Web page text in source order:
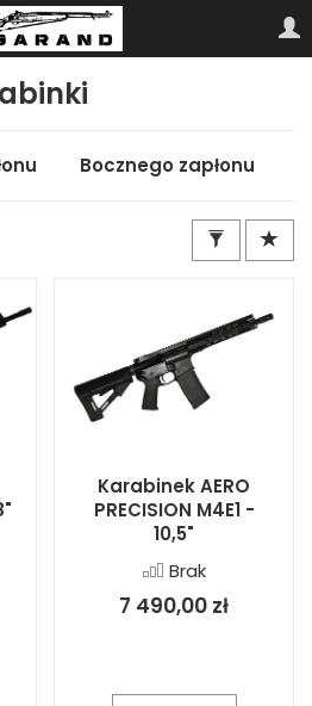
Bocznego zapłonu
Karabinek AERO
PRECISION M4E1 -
10,5"
Brak
7 490,00 zł